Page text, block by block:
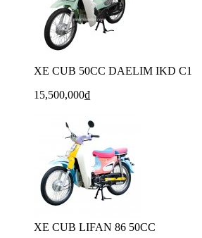
XE CUB 50CC DAELIM IKD C1
15,500,000₫
XE CUB LIFAN 86 50CC